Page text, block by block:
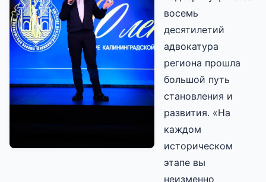
восемь
десятилетий
адвокатура
региона прошла
большой путь
становления и
развития. «На
каждом
историческом
этапе вы
неизменно